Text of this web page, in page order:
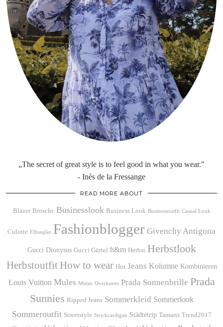
„The secret of great style is to feel good in what you wear."
- Inès de la Fressange
READ MORE ABOUT
Blazer Brosche Businesslook Business Look Businessoutfit Casual Look
Culotte Elbsegler Fashionblogger Givenchy Antigona
Gucci Dionysus Gucci Gürtel h&m Herbst Herbstlook
Herbstoutfit How to wear Hut Jeans Kolumne Kombinieren
Louis Vuitton Mules Mütze Overknees Prada Sonnenbrille Prada
Sunnies Ripped Jeans Sommerkleid Sommerlook
Sommeroutfit Streetstyle Strickcardigan Städtetrip Tamaris Trend2017